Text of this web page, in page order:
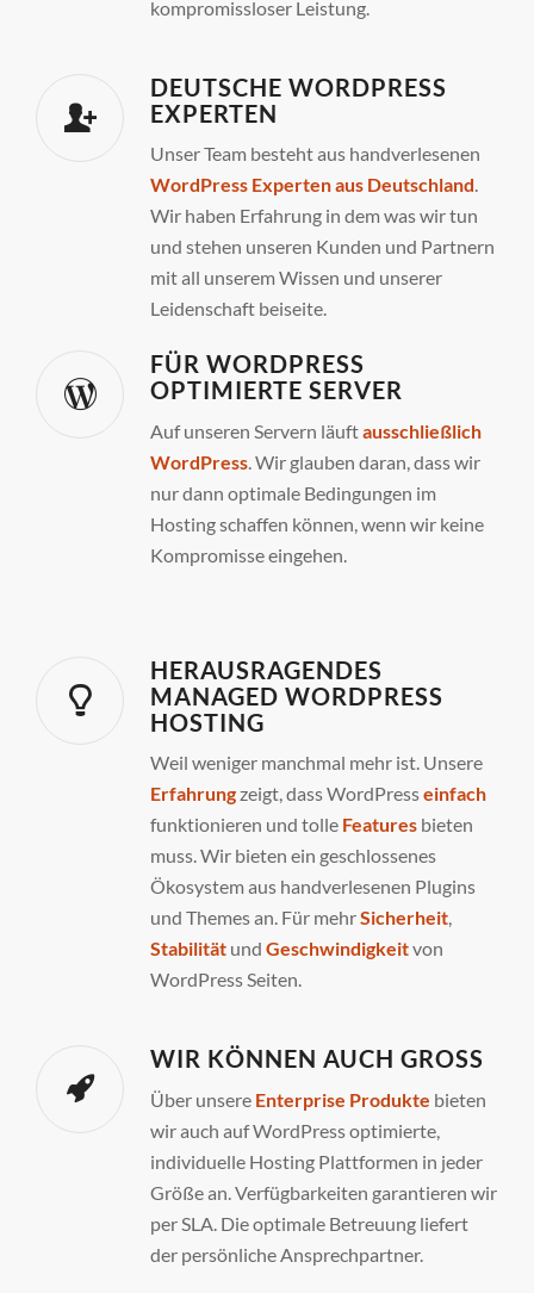
kompromissloser Leistung.
DEUTSCHE WORDPRESS
EXPERTEN
Unser Team besteht aus handverlesenen
WordPress Experten aus Deutschland.
Wir haben Erfahrung in dem was wir tun
und stehen unseren Kunden und Partnern
mit all unserem Wissen und unserer
Leidenschaft beiseite.
FÜR WORDPRESS
OPTIMIERTE SERVER
Auf unseren Servern läuftausschließlich
WordPress . Wir glauben daran, dass wir
nur dann optimale Bedingungen im
Hosting schaffen können, wenn wir keine
Kompromisse eingehen.
HERAUSRAGENDES
MANAGED WORDPRESS
HOSTING
Weil weniger manchmal mehr ist. Unsere
Erfahrungzeigt, dass WordPresseinfach
funktionieren und tolle Features bieten
muss. Wir bieten ein geschlossenes
Ökosystem aus handverlesenen Plugins
und Themes an. Für mehrSicherheit,
Stabilität und Geschwindigkeitvon
WordPress Seiten.
WIR KÖNNEN AUCH GROSS
Über unsere Enterprise Produkte bieten
wir auch auf WordPress optimierte,
individuelle Hosting Plattformen in jeder
Größe an. Verfügbarkeiten garantieren wir
per SLA. Die optimale Betreuung liefert
der persönliche Ansprechpartner.